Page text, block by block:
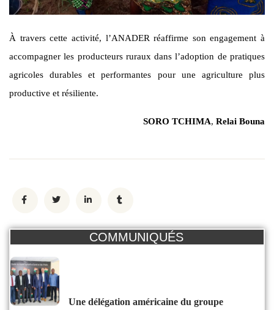
À travers cette activité, l’ANADER réaffirme son engagement à
accompagner les producteurs ruraux dans l’adoption de pratiques
agricoles durables et performantes pour une agriculture plus
productive et résiliente.
SORO TCHIMA, Relai Bouna
COMMUNIQUÉS
une délégation américaine du groupe